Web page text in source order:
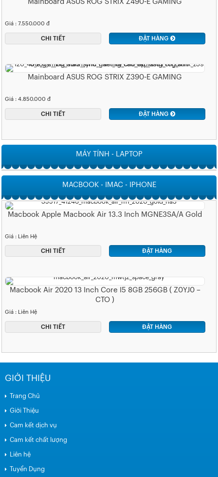
Mainboard ASUS ROG STRIX Z490-E GAMING
Giá : 7.550.000 đ
CHI TIẾT ĐẶT HÀNG
Mainboard ASUS ROG STRIX Z390-E GAMING
Giá : 4.850.000 đ
CHI TIẾT ĐẶT HÀNG
MÁY TÍNH - LAPTOP
MACBOOK - IMAC - IPHONE
Macbook Apple Macbook Air 13.3 Inch MGNE3SA/A Gold
Giá : Liên Hệ
CHI TIẾT ĐẶT HÀNG
Macbook Air 2020 13 Inch Core I5 8GB 256GB ( Z0YJ0 –
CTO )
Giá : Liên Hệ
CHI TIẾT ĐẶT HÀNG
GIỚI THIỆU
Trang Chủ
Giới Thiệu
Cam kết dịch vụ
Cam kết chất lượng
Liên hệ
Tuyển Dụng